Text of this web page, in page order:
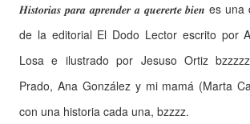
𝑯𝒊𝒔𝒕𝒐𝒓𝒊𝒂𝒔 𝒑𝒂𝒓𝒂 𝒂𝒑𝒓𝒆𝒏𝒅𝒆𝒓 𝒂 𝒒𝒖𝒆𝒓𝒆𝒓𝒕𝒆 𝒃𝒊𝒆𝒏 es
de la editorial El Dodo Lector escrito por
Losa e ilustrado por Jesuso Ortiz
Prado, Ana González y mi mamá (Marta
con una historia cada una, bzzzz.